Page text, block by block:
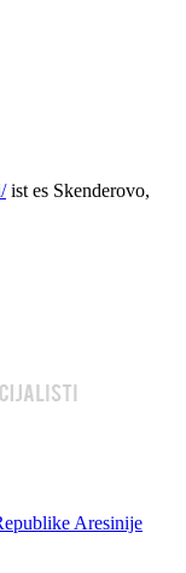
ist es Skenderovo,